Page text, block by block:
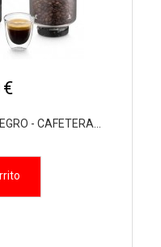
- CAFETERA...